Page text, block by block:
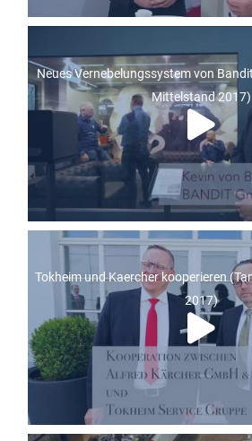
Neues Vernebelungssystem von
Mittelstand 2017)
Tokheim und Kaercher kooperieren
2017)